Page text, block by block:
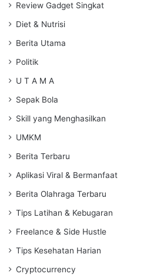
Review Gadget Singkat
Diet & Nutrisi
Berita Utama
Politik
U T A M A
Sepak Bola
Skill yang Menghasilkan
UMKM
Berita Terbaru
Aplikasi Viral & Bermanfaat
Berita Olahraga Terbaru
Tips Latihan & Kebugaran
Freelance & Side Hustle
Tips Kesehatan Harian
Cryptocurrency